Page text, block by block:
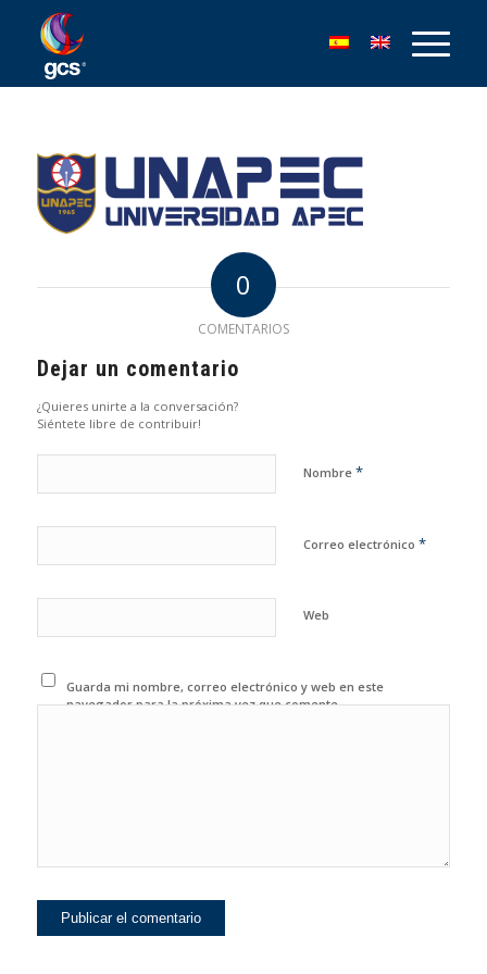
0
COMENTARIOS
Dejar un comentario
¿Quieres unirte a la conversación?
Siéntete libre de contribuir!
Nombre *
Correo electrónico *
Web
Guarda mi nombre, correo electrónico y web en este
navegador para la próxima vez que comente.